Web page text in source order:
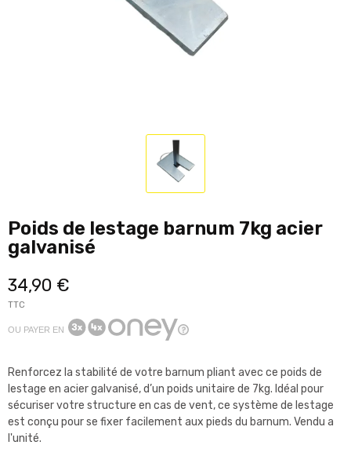
Poids de lestage barnum 7kg acier
galvanisé
34,90 €
TTC
OU PAYER EN
Renforcez la stabilité de votre barnum pliant avec ce poids de
lestage en acier galvanisé, d’un poids unitaire de 7kg. Idéal pour
sécuriser votre structure en cas de vent, ce système de lestage
est conçu pour se fixer facilement aux pieds du barnum. Vendu a
l'unité.